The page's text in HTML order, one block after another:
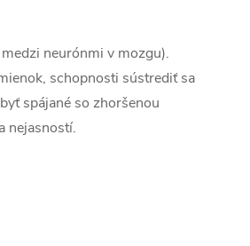
neurónmi v mozgu).
schopnosti sústrediť sa
spájané so zhoršenou
nejasností.